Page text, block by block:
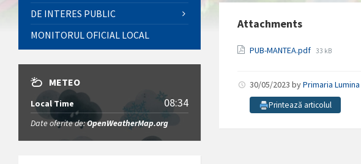
Attachments
PUB-MANTEA.pdf File
33 kB
30/05/2023byPrimaria Lumina
Printează articolul
DE INTERES PUBLIC
MONITORUL OFICIAL LOCAL
METEO
Local Time 08:34
Date oferite de:OpenWeatherMap.org